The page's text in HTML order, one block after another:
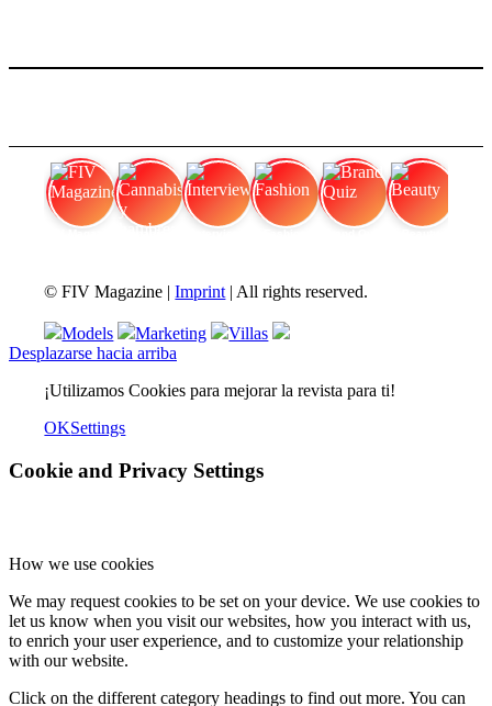
© FIV Magazine |Imprint | All rights reserved.
Models Marketing
Villas
Desplazarse hacia arriba
¡Utilizamos Cookies para mejorar la revista para ti!
OKSettings
Cookie and Privacy Settings
How we use cookies
We may request cookies to be set on your device. We use cookies to
let us know when you visit our websites, how you interact with us,
to enrich your user experience, and to customize your relationship
with our website.
Click on the different category headings to find out more. You can